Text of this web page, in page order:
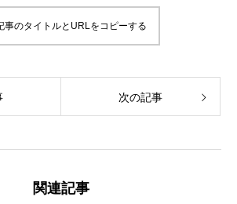
事のタイトルとURLをコピーする
次の記事
関連記事